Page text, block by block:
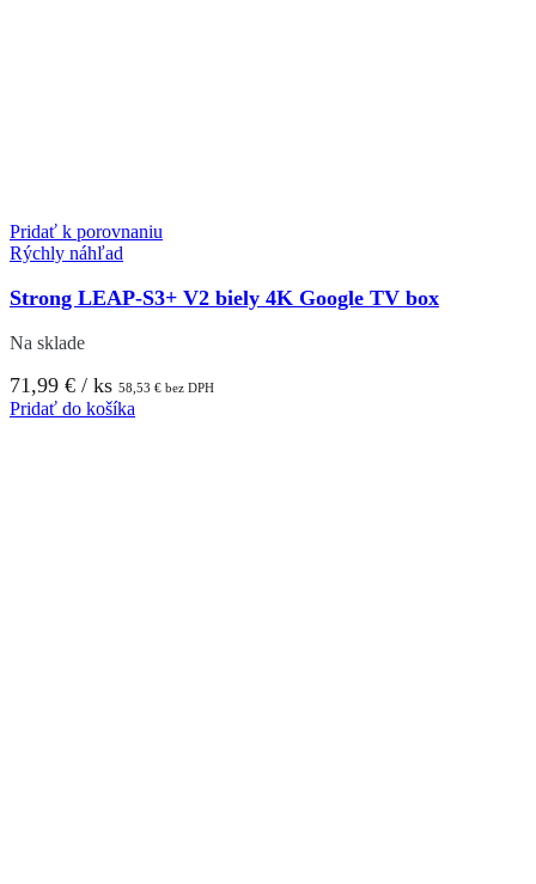
Pridať k porovnaniu
Rýchly náhľad
Strong LEAP-S3+ V2 biely 4K Google TV box
Na sklade
71,99 € / ks 58,53 € bez DPH
Pridať do košíka